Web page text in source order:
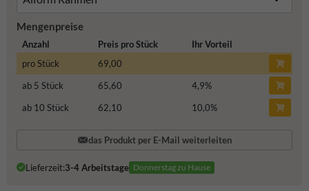
Mengenpreise
Anzahl Preis pro Stück
Ihr Vorteil
pro Stück
69,00
ab 5 Stück
65,60 4,9%
ab 10 Stück
62,10 10,0%
das Produkt per E-Mail weiterleiten
Lieferzeit:3-4 Arbeitstage Donnerstag zu Hause